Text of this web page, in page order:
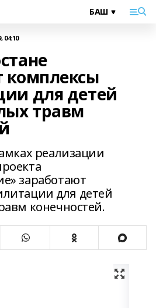
04:10
комплексы
для детей
травм
реализации
заработают
для детей
конечностей.